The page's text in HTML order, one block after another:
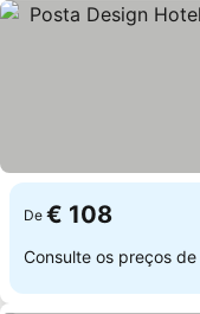
De € 108
Consulte os preços de